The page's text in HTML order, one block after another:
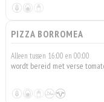
PIZZA BORROMEA
Alleen tussen 16:00 en 00:00
wordt bereid met verse